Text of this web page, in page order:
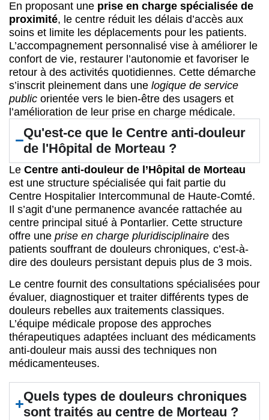
En proposant une prise en charge spécialisée de
proximité, le centre réduit les délais d’accès aux
soins et limite les déplacements pour les patients.
L’accompagnement personnalisé vise à améliorer le
confort de vie, restaurer l’autonomie et favoriser le
retour à des activités quotidiennes. Cette démarche
s’inscrit pleinement dans une logique de service
public orientée vers le bien-être des usagers et
l’amélioration de leur prise en charge médicale.
Qu'est-ce que le Centre anti-douleur
de l'Hôpital de Morteau ?
Le Centre anti-douleur de l’Hôpital de Morteau
est une structure spécialisée qui fait partie du
Centre Hospitalier Intercommunal de Haute-Comté.
Il s’agit d’une permanence avancée rattachée au
centre principal situé à Pontarlier. Cette structure
offre une prise en charge pluridisciplinaire des
patients souffrant de douleurs chroniques, c’est-à-
dire des douleurs persistant depuis plus de 3 mois.
Le centre fournit des consultations spécialisées pour
évaluer, diagnostiquer et traiter différents types de
douleurs rebelles aux traitements classiques.
L’équipe médicale propose des approches
thérapeutiques adaptées incluant des médicaments
anti-douleur mais aussi des techniques non
médicamenteuses.
Quels types de douleurs chroniques
sont traités au centre de Morteau ?